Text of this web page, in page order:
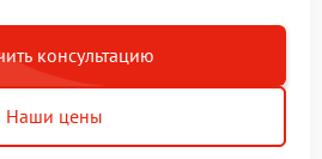
консультацию
Наши цены